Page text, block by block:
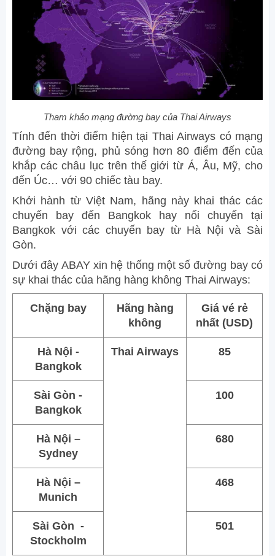
Tham khảo mạng đường bay của Thai Airways
Tính đến thời điểm hiện tại Thai Airways có mạng
đường bay rộng, phủ sóng hơn 80 điểm đến của
khắp các châu lục trên thế giới từ Á, Âu, Mỹ, cho
đến Úc… với 90 chiếc tàu bay.
Khởi hành từ Việt Nam, hãng này khai thác các
chuyến bay đến Bangkok hay nối chuyến tại
Bangkok với các chuyến bay từ Hà Nội và Sài
Gòn.
Dưới đây ABAY xin hệ thống một số đường bay có
sự khai thác của hãng hàng không Thai Airways:
Chặng bay
Hãng hàng
không
Giá vé rẻ
nhất (USD)
Hà Nội -
Bangkok
Thai Airways 85
Sài Gòn -
Bangkok
100
Hà Nội –
Sydney
680
Hà Nội –
Munich
468
Sài Gòn -
Stockholm
501